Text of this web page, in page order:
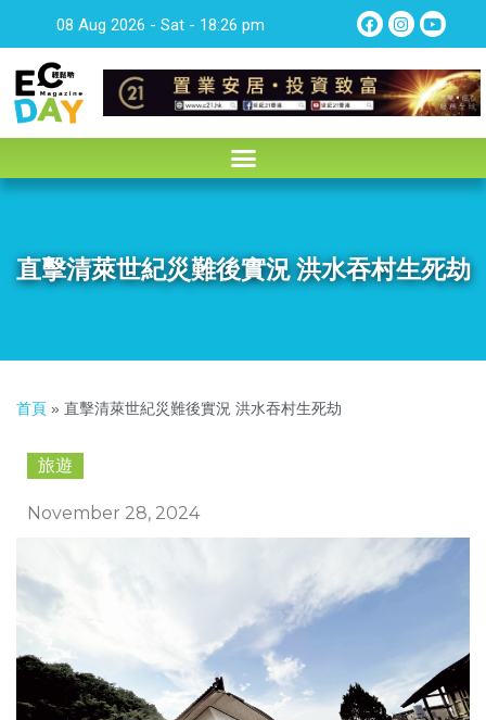
08 Aug 2026 - Sat - 18:26 pm
直擊清萊世紀災難後實況 洪水吞村生死劫
首頁 » 直擊清萊世紀災難後實況 洪水吞村生死劫
旅遊
November 28, 2024